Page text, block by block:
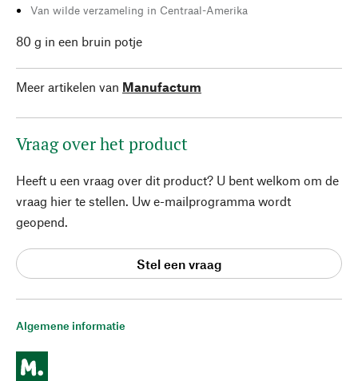
Algemene informatie
Van wilde verzameling in Centraal-Amerika
80 g in een bruin potje
Meer artikelen van Manufactum
Vraag over het product
Heeft u een vraag over dit product? U bent welkom om de
vraag hier te stellen. Uw e-mailprogramma wordt
geopend.
Stel een vraag